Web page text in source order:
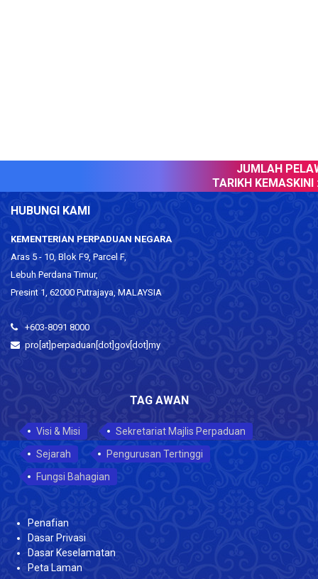
JUMLAH
TARIKH KEMASKINI :
HUBUNGI KAMI
KEMENTERIAN PERPADUAN NEGARA
Aras 5 - 10, Blok F9, Parcel F,
Lebuh Perdana Timur,
Presint 1, 62000 Putrajaya, MALAYSIA
+603-8091 8000
pro[at]perpaduan[dot]gov[dot]my
TAG AWAN
Visi & Misi
Sekretariat Majlis Perpaduan
Sejarah
Pengurusan Tertinggi
Fungsi Bahagian
Penafian
Dasar Privasi
Dasar Keselamatan
Peta Laman